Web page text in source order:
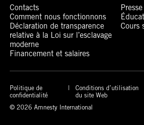
Contacts
Comment nous fonctionnons
Déclaration de transparence
relative à la Loi sur l’esclavage
moderne
Financement et salaires
Presse
Cours
Politique de
confidentialité
Conditions d’utilisation
du site Web
© 2026 Amnesty International